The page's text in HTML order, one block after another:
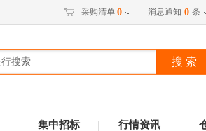
采购清单 0 消息通知 0 条
搜 索
集中招标 行情资讯